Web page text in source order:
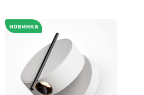
новинка